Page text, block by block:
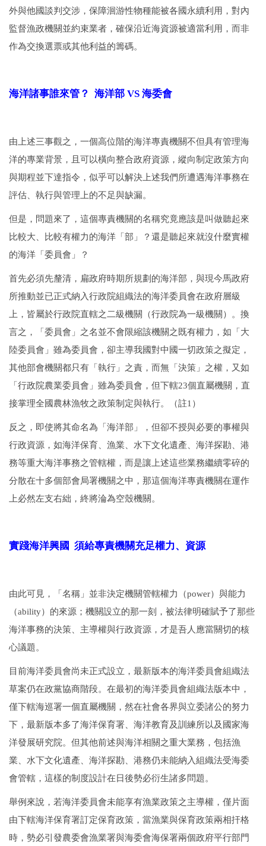
外與他國談判交涉，保障洄游性物種能被各國永續利用，對內
監督漁政機關並約束業者，確保沿近海資源被適當利用，而非
作為交換選票或其他利益的籌碼。
海洋諸事誰來管？ 海洋部 VS 海委會
由上述三事觀之，一個高位階的海洋專責機關不但具有管理海
洋的專業背景，且可以橫向整合政府資源，縱向制定政策方向
與期程並下達指令，似乎可以解決上述我們所遭遇海洋事務在
評估、執行與管理上的不足與缺漏。
但是，問題來了，這個專責機關的名稱究竟應該是叫做聽起來
比較大、比較有權力的海洋「部」？還是聽起來就沒什麼實權
的海洋「委員會」？
首先必須先釐清，扁政府時期所規劃的海洋部，與現今馬政府
所推動並已正式納入行政院組織法的海洋委員會在政府層級
上，皆屬於行政院直轄之二級機關（行政院為一級機關）。換
言之，「委員會」之名並不會限縮該機關之既有權力，如「大
陸委員會」雖為委員會，卻主導我國對中國一切政策之擬定，
其他部會機關都只有「執行」之責，而無「決策」之權，又如
「行政院農業委員會」雖為委員會，但下轄23個直屬機關，直
接掌理全國農林漁牧之政策制定與執行。（註1）
反之，即使將其命名為「海洋部」，但卻不授與必要的事權與
行政資源，如海洋保育、漁業、水下文化遺產、海洋探勘、港
務等重大海洋事務之管轄權，而是讓上述這些業務繼續零碎的
分散在十多個部會局署機關之中，那這個海洋專責機關在運作
上必然左支右絀，終將淪為空殼機關。
實踐海洋興國 須給專責機關充足權力、資源
由此可見，「名稱」並非決定機關管轄權力（power）與能力
（ability）的來源；機關設立的那一刻，被法律明確賦予了那些
海洋事務的決策、主導權與行政資源，才是吾人應當關切的核
心議題。
目前海洋委員會尚未正式設立，最新版本的海洋委員會組織法
草案仍在政黨協商階段。在最初的海洋委員會組織法版本中，
僅下轄海巡署一個直屬機關，然在社會各界與立委諸公的努力
下，最新版本多了海洋保育署、海洋教育及訓練所以及國家海
洋發展研究院。但其他前述與海洋相關之重大業務，包括漁
業、水下文化遺產、海洋探勘、港務仍未能納入組織法受海委
會管轄，這樣的制度設計在日後勢必衍生諸多問題。
舉例來說，若海洋委員會未能享有漁業政策之主導權，僅片面
由下轄海洋保育署訂定保育政策，當漁業與保育政策兩相扞格
時，勢必引發農委會漁業署與海委會海保署兩個政府平行部門